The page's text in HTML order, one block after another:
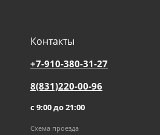
Контакты
+7-910-380-31-27
8(831)220-00-96
с 9:00 до 21:00
Схема проезда